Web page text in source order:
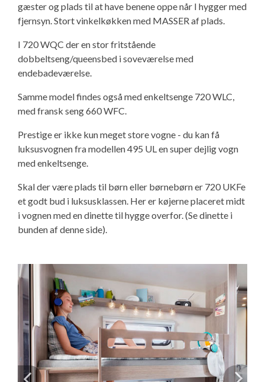
gæster og plads til at have benene oppe når I hygger med
fjernsyn. Stort vinkelkøkken med MASSER af plads.
I 720 WQC der en stor fritstående
dobbeltseng/queensbed i soveværelse med
endebadeværelse.
Samme model findes også med enkeltsenge 720 WLC,
med fransk seng 660 WFC.
Prestige er ikke kun meget store vogne - du kan få
luksusvognen fra modellen 495 UL en super dejlig vogn
med enkeltsenge.
Skal der være plads til børn eller børnebørn er 720 UKFe
et godt bud i luksusklassen. Her er køjerne placeret midt
i vognen med en dinette til hygge overfor. (Se dinette i
bunden af denne side).